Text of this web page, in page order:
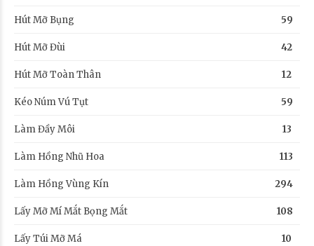
Hút Mỡ Bụng 59
Hút Mỡ Đùi 42
Hút Mỡ Toàn Thân 12
Kéo Núm Vú Tụt 59
Làm Đầy Môi 13
Làm Hồng Nhũ Hoa 113
Làm Hồng Vùng Kín 294
Lấy Mỡ Mí Mắt Bọng Mắt 108
Lấy Túi Mỡ Má 10